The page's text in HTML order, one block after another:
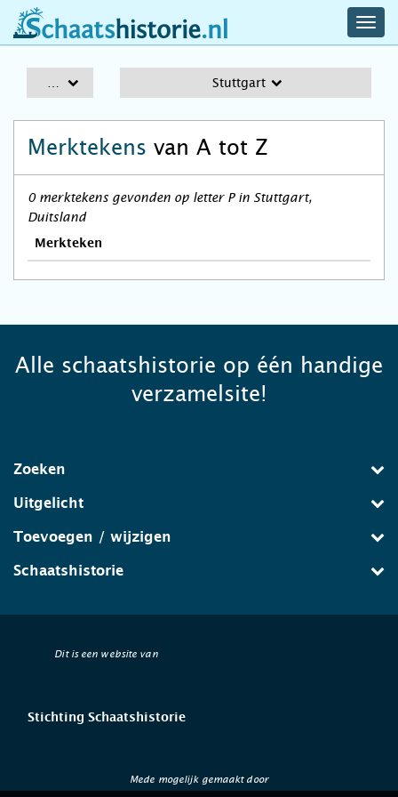
schaatshistorie.nl
Stuttgart
Merktekens van A tot Z
0 merktekens gevonden op letter P in Stuttgart,
Duitsland
Merkteken
Alle schaatshistorie op één handige
verzamelsite!
Zoeken
Uitgelicht
Toevoegen / wijzigen
Schaatshistorie
Dit is een website van
Stichting Schaatshistorie
Mede mogelijk gemaakt door